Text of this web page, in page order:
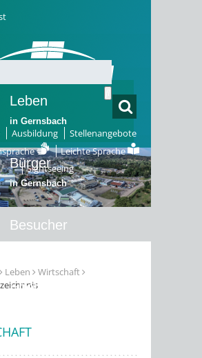
Ausbildung
Stellenangebote
Leichte Sprache
Sightseeing
Leben
in Gernsbach
Bürger
in Gernsbach
Besucher
Erleben
Leben
Wirtschaft